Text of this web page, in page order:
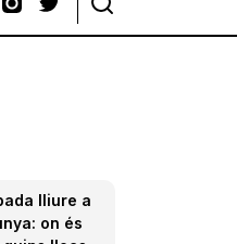
lliure a
on és